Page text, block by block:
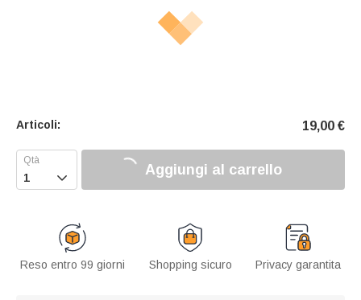
Articoli: 19,00 €
 Aggiungi al carrello
Reso entro 99 giorni Shopping sicuro Privacy garantita